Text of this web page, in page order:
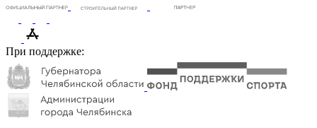
При поддержке: